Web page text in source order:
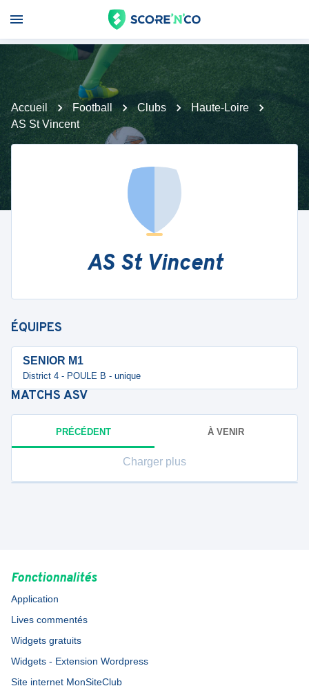
Accueil Football Clubs
Haute-Loire
AS St Vincent
AS St Vincent
ÉQUIPES
SENIOR M1
District 4 - POULE B - unique
MATCHS ASV
PRÉCÉDENT À VENIR
Charger plus
Fonctionnalités
Application
Lives commentés
Widgets gratuits
Widgets - Extension Wordpress
Site internet MonSiteClub